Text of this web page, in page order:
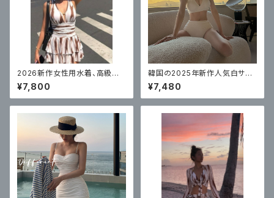
2026新作女性用水着、高級ス
カート風ワンピース、体型カバー
¥7,800
韓国の2025年新作人気白サス
ペンダー水着女性用ハイウエス
ト無地ビキニ、美しくセクシーな
温泉衣装
¥7,480